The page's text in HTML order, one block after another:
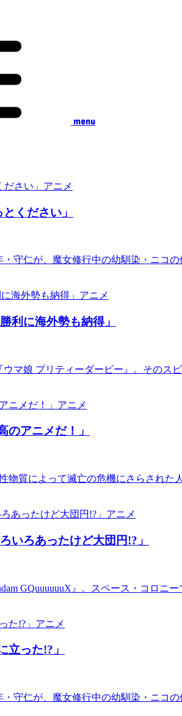
menu
アニメ
ください」
守仁が、魔女修行中の幼馴染・ニコ
アニメ
利に海外勢も納得」
マ娘 プリティーダービー』。そのス
アニメ
のアニメだ！」
物質によって滅亡の危機にさらされ
アニメ
いろあったけど大団円!?」
GQuuuuuuX』。スペース・コロニ
アニメ
立った!?」
守仁が、魔女修行中の幼馴染・ニコ